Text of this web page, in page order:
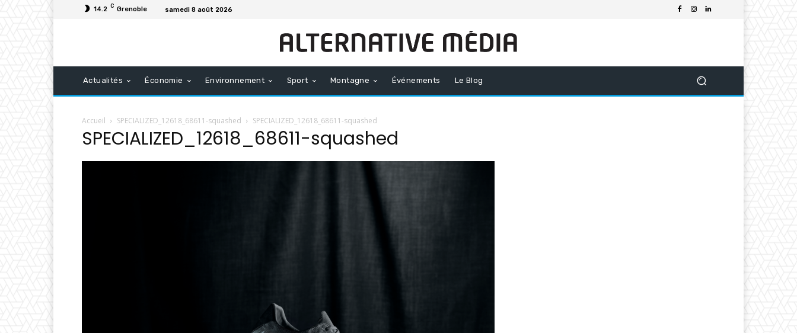
14.2 C Grenoble samedi 8 août 2026
Actualités Économie Environnement Sport Montagne Événements Le Blog
Accueil SPECIALIZED_12618_68611-squashed SPECIALIZED_12618_68611-squashed
SPECIALIZED_12618_68611-squashed